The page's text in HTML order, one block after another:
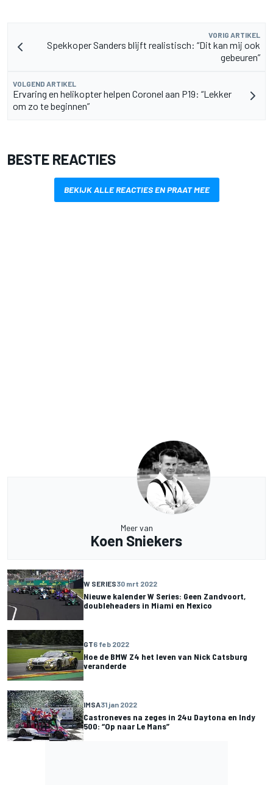
VORIG ARTIKEL
Spekkoper Sanders blijft realistisch: “Dit kan mij ook
gebeuren”
VOLGEND ARTIKEL
Ervaring en helikopter helpen Coronel aan P19: “Lekker
om zo te beginnen”
BESTE REACTIES
BEKIJK ALLE REACTIES EN PRAAT MEE
Meer van
Koen Sniekers
W SERIES30 mrt 2022
Nieuwe kalender W Series: Geen Zandvoort,
doubleheaders in Miami en Mexico
GT6 feb 2022
Hoe de BMW Z4 het leven van Nick Catsburg
veranderde
IMSA31 jan 2022
Castroneves na zeges in 24u Daytona en Indy
500: “Op naar Le Mans”